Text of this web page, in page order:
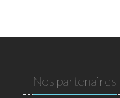
Nos partenaires